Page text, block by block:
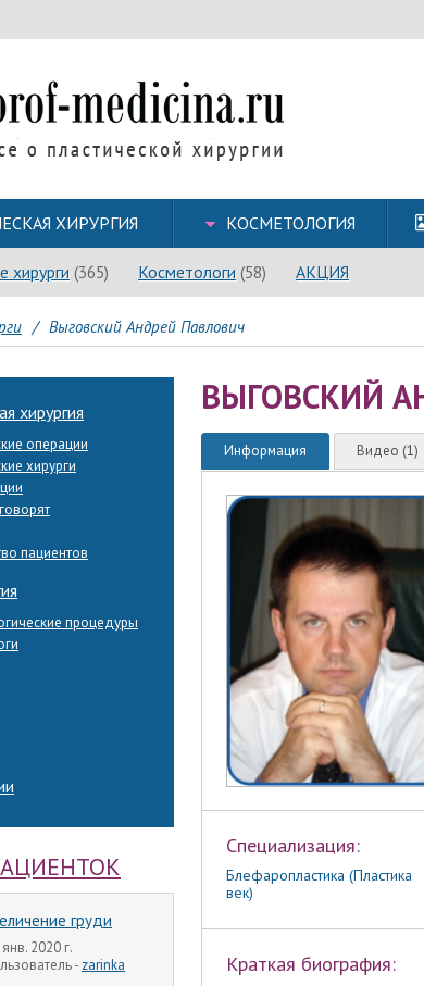
ХИРУРГИЯ КОСМЕТОЛОГИЯ
хирурги (365) Косметологи (58) АКЦИЯ
/ Выговский Андрей Павлович
хирургия
операции
хирурги
пациентов
процедуры
груди
2020 г.
- zarinka
ВЫГОВСКИЙ
Информация Видео (1)
Специализация:
Блефаропластика (Пластика
век)
Краткая биография: